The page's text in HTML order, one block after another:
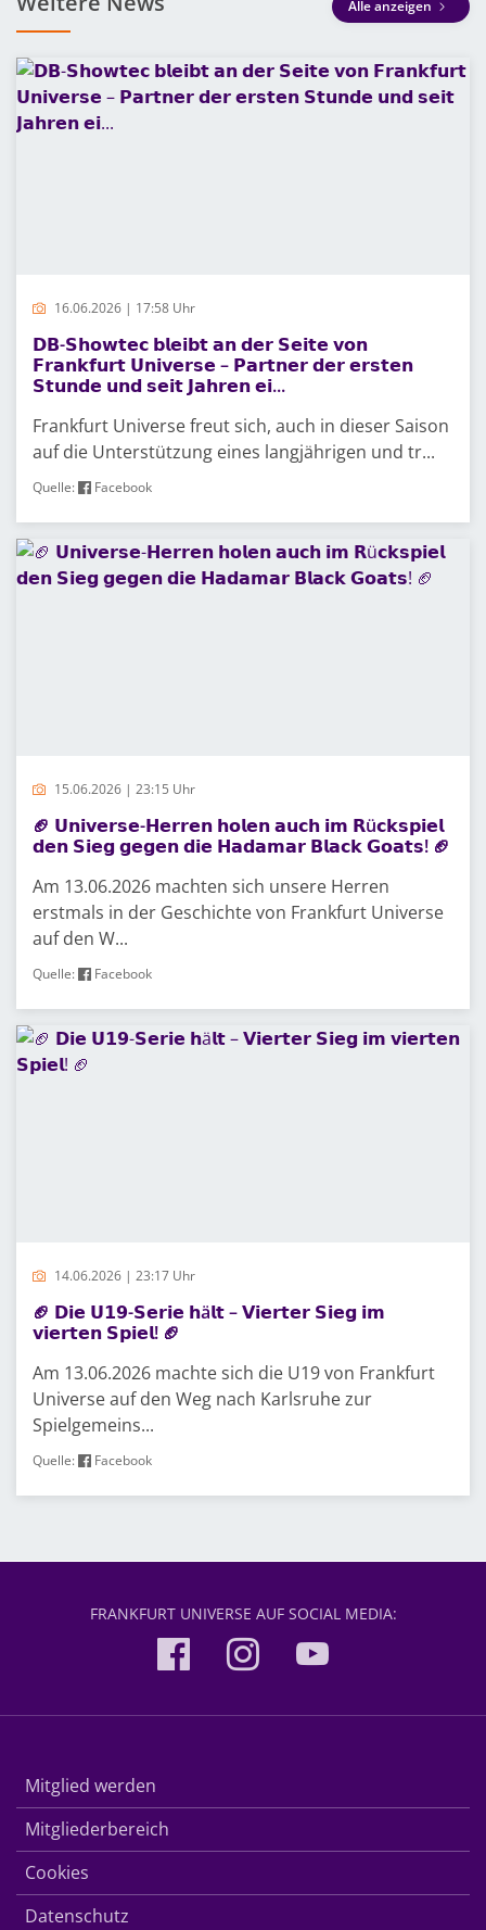
Alle anzeigen
16.06.2026 | 17:58 Uhr
𝗗𝗕-𝗦𝗵𝗼𝘄𝘁𝗲𝗰 𝗯𝗹𝗲𝗶𝗯𝘁 𝗮𝗻 𝗱𝗲𝗿 𝗦𝗲𝗶𝘁𝗲 𝘃𝗼𝗻
𝗙𝗿𝗮𝗻𝗸𝗳𝘂𝗿𝘁 𝗨𝗻𝗶𝘃𝗲𝗿𝘀𝗲 – 𝗣𝗮𝗿𝘁𝗻𝗲𝗿 𝗱𝗲𝗿 𝗲𝗿𝘀𝘁𝗲𝗻
𝗦𝘁𝘂𝗻𝗱𝗲 𝘂𝗻𝗱 𝘀𝗲𝗶𝘁 𝗝𝗮𝗵𝗿𝗲𝗻 𝗲𝗶...
Frankfurt Universe freut sich, auch in dieser Saison
auf die Unterstützung eines langjährigen und tr...
Quelle: Facebook
15.06.2026 | 23:15 Uhr
🏈 𝗨𝗻𝗶𝘃𝗲𝗿𝘀𝗲-𝗛𝗲𝗿𝗿𝗲𝗻 𝗵𝗼𝗹𝗲𝗻 𝗮𝘂𝗰𝗵 𝗶𝗺 𝗥ü𝗰𝗸𝘀𝗽𝗶𝗲𝗹
𝗱𝗲𝗻 𝗦𝗶𝗲𝗴 𝗴𝗲𝗴𝗲𝗻 𝗱𝗶𝗲 𝗛𝗮𝗱𝗮𝗺𝗮𝗿 𝗕𝗹𝗮𝗰𝗸 𝗚𝗼𝗮𝘁𝘀! 🏈
Am 13.06.2026 machten sich unsere Herren
erstmals in der Geschichte von Frankfurt Universe
auf den W...
Quelle: Facebook
14.06.2026 | 23:17 Uhr
🏈 𝗗𝗶𝗲 𝗨𝟭𝟵-𝗦𝗲𝗿𝗶𝗲 𝗵ä𝗹𝘁 – 𝗩𝗶𝗲𝗿𝘁𝗲𝗿 𝗦𝗶𝗲𝗴 𝗶𝗺
𝘃𝗶𝗲𝗿𝘁𝗲𝗻 𝗦𝗽𝗶𝗲𝗹! 🏈
Am 13.06.2026 machte sich die U19 von Frankfurt
Universe auf den Weg nach Karlsruhe zur
Spielgemeins...
Quelle: Facebook
FRANKFURT UNIVERSE AUF SOCIAL MEDIA:
Mitglied werden
Mitgliederbereich
Cookies
Datenschutz